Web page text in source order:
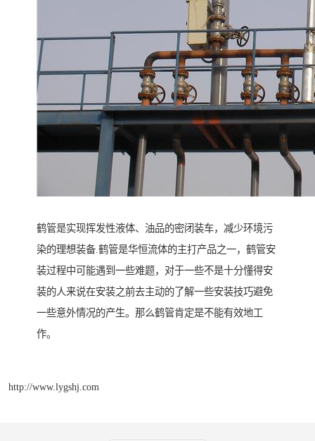
鹤管是实现挥发性液体、油品的密闭装车，减少环境污
染的理想装备.鹤管是华恒流体的主打产品之一，鹤管安
装过程中可能遇到一些难题，对于一些不是十分懂得安
装的人来说在安装之前去主动的了解一些安装技巧避免
一些意外情况的产生。那么鹤管肯定是不能有效地工
作。
http://www.lygshj.com